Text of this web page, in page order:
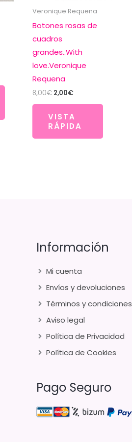
Veronique Requena
Botones rosas de
cuadros
grandes..With
love.Veronique
Requena
8,00€ El
era:
8,00€.
2,00€
es:
2,00€.
VISTA
RÁPIDA
Información
Mi cuenta
Envíos y devoluciones
Términos y condiciones
Aviso legal
Política de Privacidad
Política de Cookies
Pago Seguro